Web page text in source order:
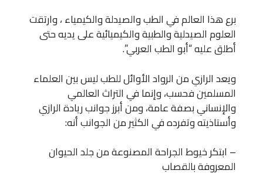
برع هذا العالم في الطب والصيدلة والكيمياء ، وارتقت
العلوم الصيدلية والطبية والكيميائية على يديه حتى
أطلق عليه “أبو الطب العربي”.
ويعد الرازي من الرواد الأوائل للطب ليس بين العلماء
المسلمين فحسب، وإنما في التراث العالمي
والإنساني بصفة عامة، ومن أبرز جوانب ريادة الرازي
وأستاذيته وتفرده في الكثير من الجوانب أنه:
– ابتكر خيوط الجراحة المصنوعة من جلد الحيوان
المعروفة بالقصاب